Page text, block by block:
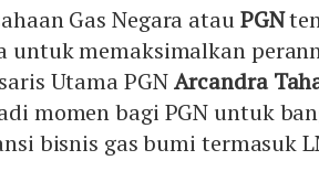
Gas Negara atauPGN
untuk memaksimalkan
Utama PGNArcandra
momen bagi PGN untuk
bisnis gas bumi termasuk